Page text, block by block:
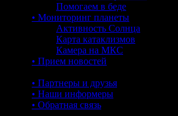
Помогаем в беде
• Мониторинг планеты
Активность Солнца
Карта катаклизмов
Камера на МКС
• Прием новостей
• Партнеры и друзья
• Наши информеры
• Обратная связь